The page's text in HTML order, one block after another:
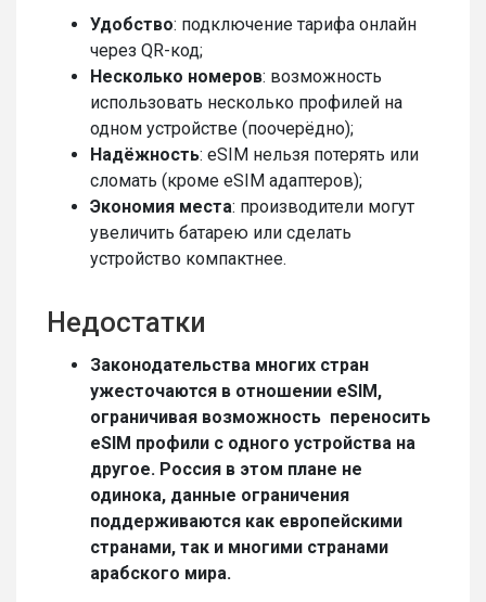
Удобство: подключение тарифа онлайн
через QR-код;
Несколько номеров: возможность
использовать несколько профилей на
одном устройстве (поочерёдно);
Надёжность: eSIM нельзя потерять или
сломать (кроме eSIM адаптеров);
Экономия места: производители могут
увеличить батарею или сделать
устройство компактнее.
Недостатки
Законодательства многих стран
ужесточаются в отношении eSIM,
ограничивая возможность переносить
eSIM профили c одного устройства на
другое. Россия в этом плане не
одинока, данные ограничения
поддерживаются как европейскими
странами, так и многими странами
арабского мира.